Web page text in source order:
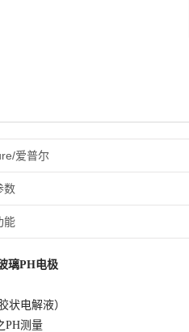
爱普尔
数
能
璃PH电极
状电解液）
PH测量